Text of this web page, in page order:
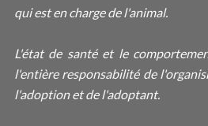
qui est en charge de l'animal.
L'état de santé et le
l'entière responsabilité de
l'adoption et de l'adoptant.